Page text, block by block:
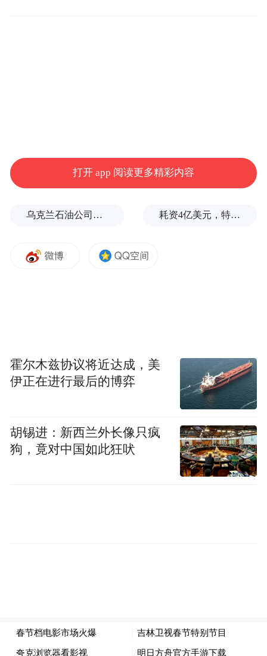
长影电影院等，推出“跟着电影去旅行”“跟着
电影品美食”系列活动，购票抽长影世纪城、
票、刷卡购票享19.9元优惠；联合猫眼、淘
银行累计投入补贴金额235.83万元，拉动观
众21万人次，拉动票房近1000万元。电影
+异业效果明显，卖品销售创新高，我省影院
节期间实现销售额近20万元。
电影与商业地结合在我省春节档电影市场中
“今年春节档的电影太顶了！既有珠玉在前的
知名IP续作，又有体量宏大的视觉盛宴，我
打开 app 阅读更多精彩内容
乌克兰石油公司设施遭遇大规模袭击 耗资4亿美元，特朗普的白宫宴会厅修建项目被叫停
霍尔木兹协议将近达成，美
伊正在进行最后的博弈
胡锡进：新西兰外长像只疯
狗，竟对中国如此狂吠